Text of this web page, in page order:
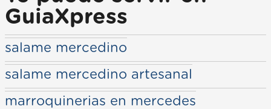
GuiaXpress
salame mercedino
salame mercedino artesanal
marroquinerias en mercedes